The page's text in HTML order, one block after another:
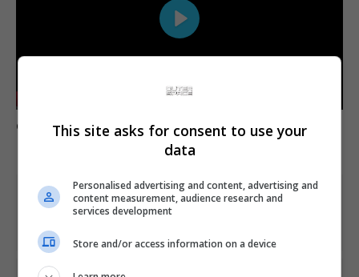
-02:08
SettingsEnter
Play
Comente esta notícia no Fórum Outer Space
Share This
This site asks for consent to use your
data
Personalised advertising and content, advertising and
content measurement, audience research and
services development
Store and/or access information on a device